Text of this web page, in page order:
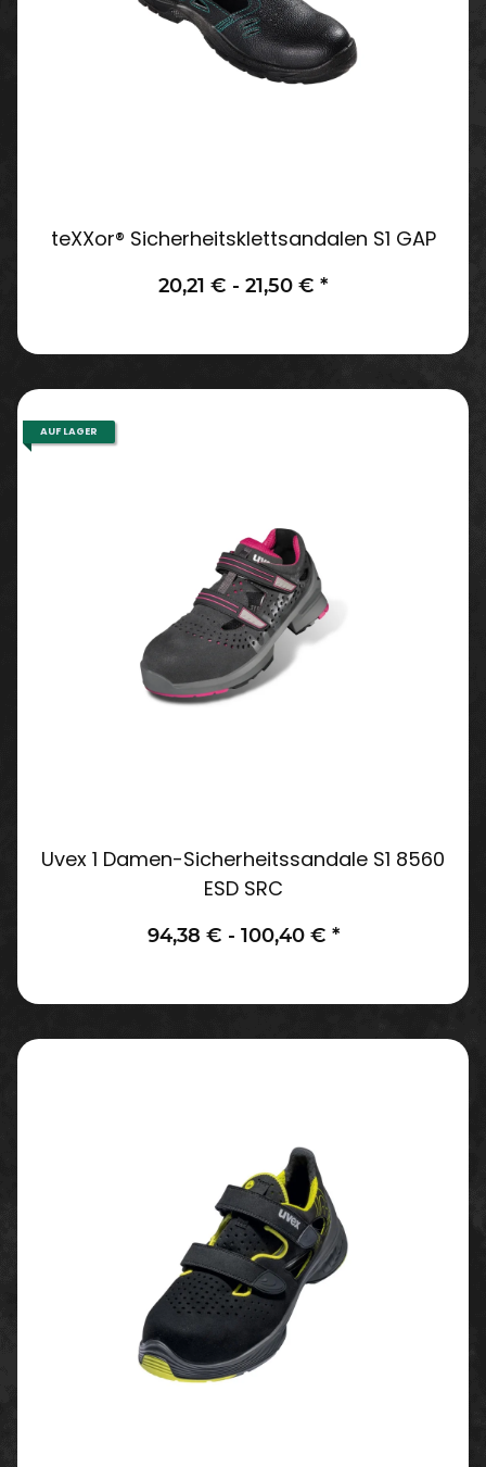
teXXor® Sicherheitsklettsandalen S1 GAP
20,21 € - 21,50 € *
AUF LAGER
Uvex 1 Damen-Sicherheitssandale S1 8560
ESD SRC
94,38 € - 100,40 € *